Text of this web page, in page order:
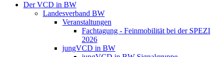
Der VCD in BW
Landesverband BW
Veranstaltungen
Fachtagung - Feinmobilität bei der SPEZI
2026
jungVCD in BW